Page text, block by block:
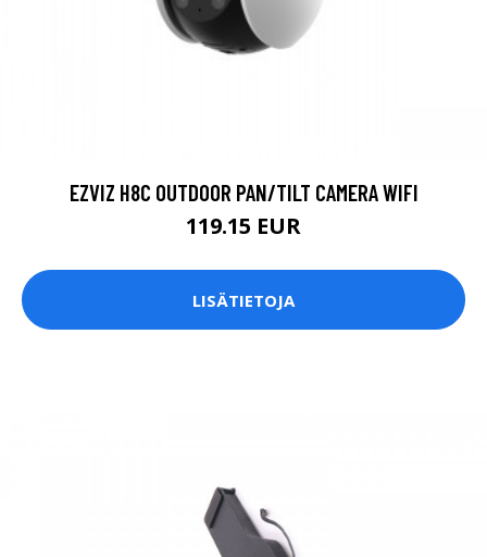
EZVIZ H8C OUTDOOR PAN/TILT CAMERA WIFI
119.15 EUR
LISÄTIETOJA